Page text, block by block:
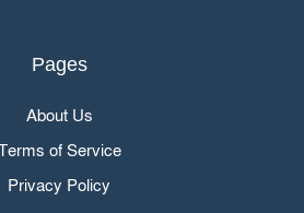
Pages
About Us
of Service
Privacy Policy